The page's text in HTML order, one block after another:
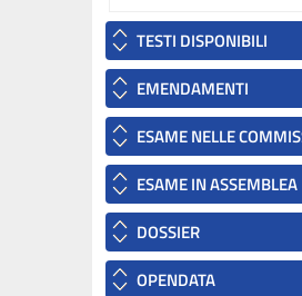
TESTI DISPONIBILI
EMENDAMENTI
ESAME NELLE
ESAME IN ASSEMBLEA
DOSSIER
OPENDATA